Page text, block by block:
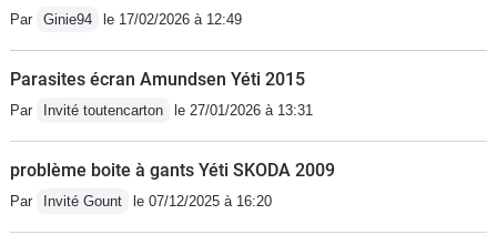
Par Ginie94 le 17/02/2026 à 12:49
Parasites écran Amundsen Yéti 2015
Par Invité toutencarton le 27/01/2026 à 13:31
problème boite à gants Yéti SKODA 2009
Par Invité Gount le 07/12/2025 à 16:20